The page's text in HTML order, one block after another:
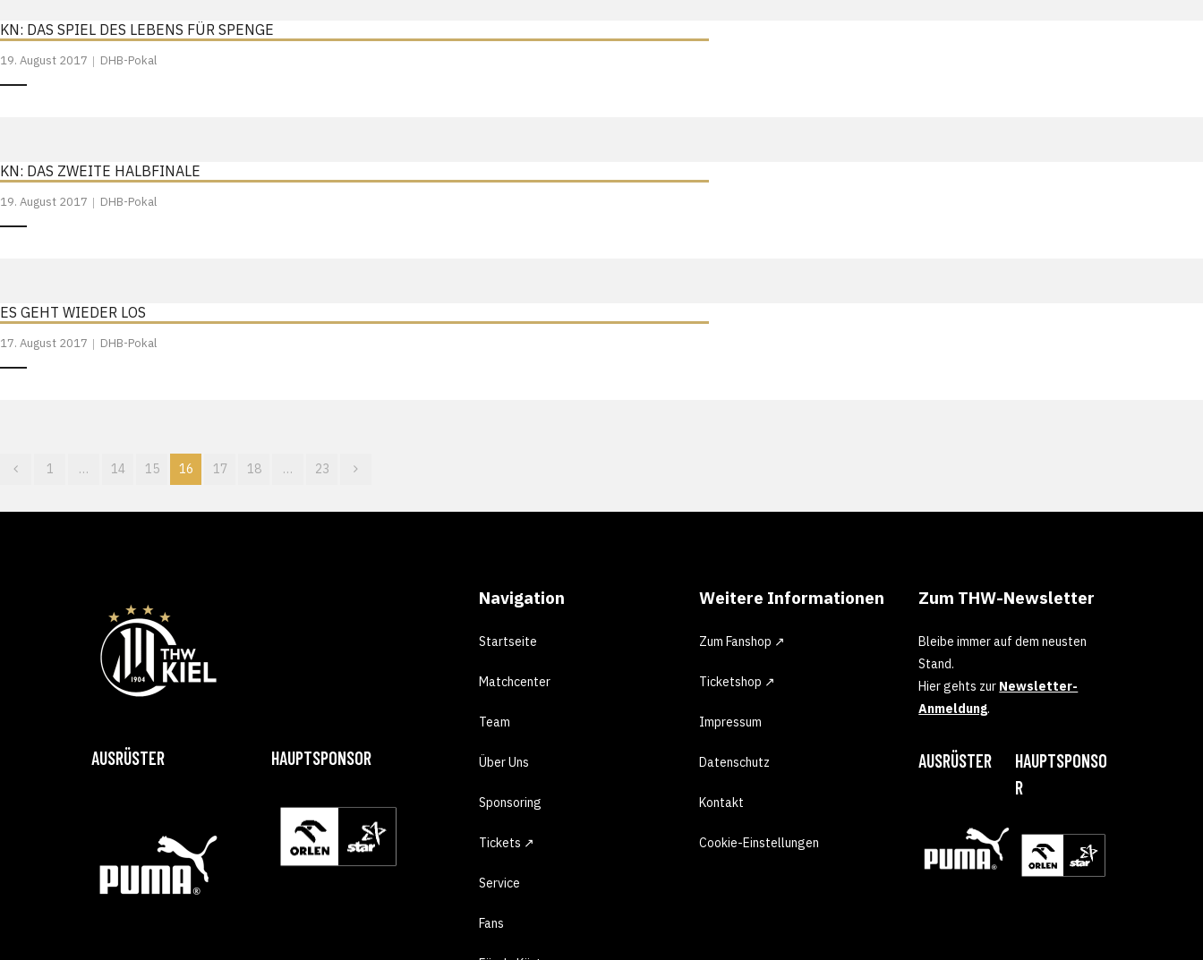
KN: DAS SPIEL DES LEBENS FÜR SPENGE
19. August 2017 DHB-Pokal
KN: DAS ZWEITE HALBFINALE
19. August 2017 DHB-Pokal
ES GEHT WIEDER LOS
17. August 2017 DHB-Pokal
1 … 14 15 16 17 18 … 23
AUSRÜSTER HAUPTSPONSOR
Navigation
Startseite
Matchcenter
Team
Über Uns
Sponsoring
Tickets ↗
Service
Fans
Weitere Informationen
Zum Fanshop ↗
Ticketshop ↗
Impressum
Datenschutz
Kontakt
Cookie-Einstellungen
Zum THW-Newsletter
Bleibe immer auf dem neusten
Stand.
Hier gehts zur Newsletter-
Anmeldung.
AUSRÜSTER
HAUPTSPONSO
R